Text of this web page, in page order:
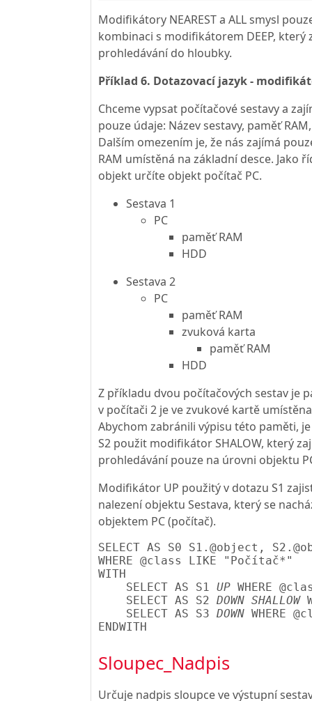
Modifikátory NEAREST a ALL smysl
kombinaci s modifikátorem DEEP, který
prohledávání do hloubky.
Příklad 6. Dotazovací jazyk -
Chceme vypsat počítačové sestavy a
pouze údaje: Název sestavy, paměť
Dalším omezením je, že nás zajímá
RAM umístěná na základní desce. Jako
objekt určíte objekt počítač PC.
Sestava 1
PC
paměť RAM
HDD
Sestava 2
PC
paměť RAM
zvuková karta
paměť RAM
HDD
Z příkladu dvou počítačových sestav je
v počítači 2 je ve zvukové kartě
Abychom zabránili výpisu této paměti,
S2 použit modifikátor SHALOW, který
prohledávání pouze na úrovni objektu
Modifikátor UP použitý v dotazu S1
nalezení objektu Sestava, který se
objektem PC (počítač).
SELECT AS S0 S1.@object,
WHERE @class LIKE "Počítač*"
WITH
    SELECT AS S1
UP WHERE
    SELECT AS S2
DOWN SHALLOW
    SELECT AS S3
DOWN WHERE
Sloupec_Nadpis
Určuje nadpis sloupce ve výstupní